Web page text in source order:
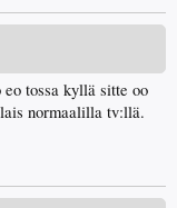
tossa kyllä sitte oo
normaalilla tv:llä.